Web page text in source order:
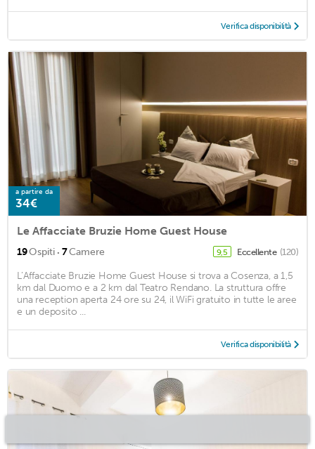
Verifica disponibilità
a partire da
34€
Le Affacciate Bruzie Home Guest House
19Ospiti · 7Camere 9,5 Eccellente (120)
L’Affacciate Bruzie Home Guest House si trova a Cosenza, a 1,5
km dal Duomo e a 2 km dal Teatro Rendano. La struttura offre
una reception aperta 24 ore su 24, il WiFi gratuito in tutte le aree
e un deposito ...
Verifica disponibilità